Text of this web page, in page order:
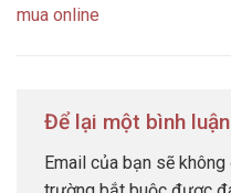
mua online
Để lại một bình luận
Email của bạn sẽ